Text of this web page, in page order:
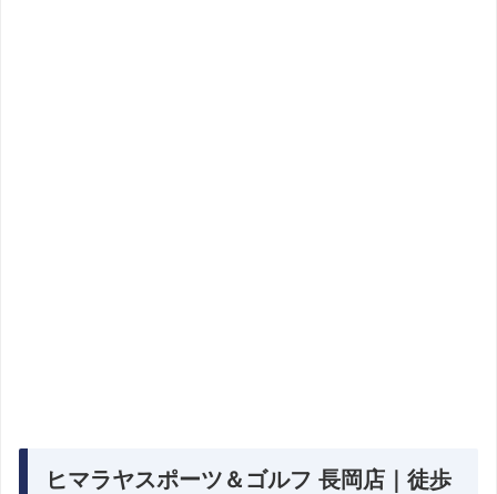
ヒマラヤスポーツ＆ゴルフ 長岡店｜徒歩